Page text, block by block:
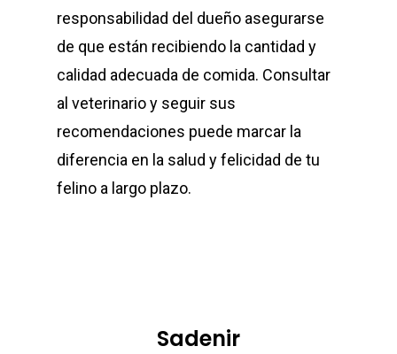
responsabilidad del dueño asegurarse
de que están recibiendo la cantidad y
calidad adecuada de comida. Consultar
al veterinario y seguir sus
recomendaciones puede marcar la
diferencia en la salud y felicidad de tu
felino a largo plazo.
Sadenir